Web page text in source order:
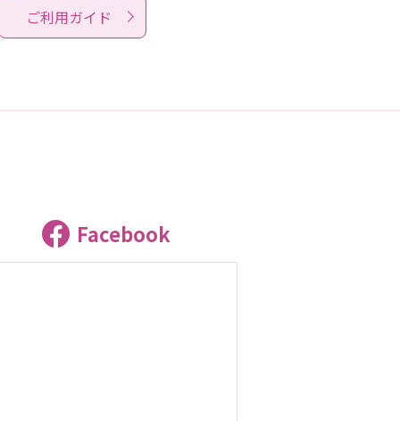
ご利用ガイド
Facebook